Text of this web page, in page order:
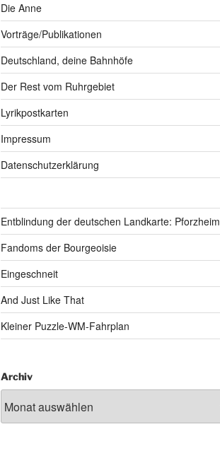
Die Anne
Vorträge/Publikationen
Deutschland, deine Bahnhöfe
Der Rest vom Ruhrgebiet
Lyrikpostkarten
Impressum
Datenschutzerklärung
Entblindung der deutschen Landkarte: Pforzheim
Fandoms der Bourgeoisie
Eingeschneit
And Just Like That
Kleiner Puzzle-WM-Fahrplan
Archiv